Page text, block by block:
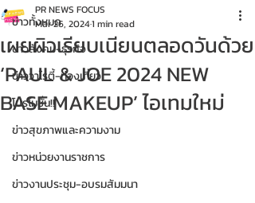
ข่าวทั้งหมด
ข่าวสังคม-ธุรกิจ
ข่าววาไรตี้-ท่องเที่ยว
โปรโมชั่น!!
ข่าวสุขภาพและความงาม
ข่าวหน่วยงานราชการ
ข่าวงานประชุม-อบรมสัมมนา
เผยผิวเรียบเนียนตลอดวันด้วย
‘PAUL & JOE 2024 NEW
BASE MAKEUP’ ไอเทมใหม่
PR NEWS FOCUS
Mar 26, 20241 min read